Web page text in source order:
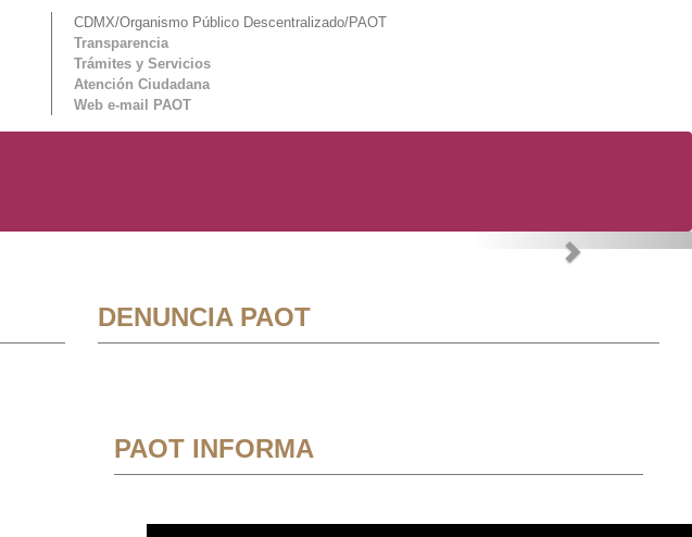
CDMX/Organismo Público Descentralizado/PAOT
Transparencia
Trámites y Servicios
Atención Ciudadana
Web e-mail PAOT
Next
DENUNCIA PAOT
PAOT INFORMA